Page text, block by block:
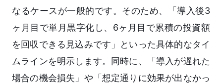
なるケースが一般的です。そのため、「導入後3
ヶ月目で単月黒字化し、6ヶ月目で累積の投資額
を回収できる見込みです」といった具体的なタイ
ムラインを明示します。同時に、「導入が遅れた
場合の機会損失」や「想定通りに効果が出なかっ